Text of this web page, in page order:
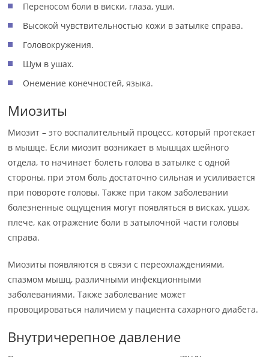
Переносом боли в виски, глаза, уши.
Высокой чувствительностью кожи в затылке справа.
Головокружения.
Шум в ушах.
Онемение конечностей, языка.
Миозиты
Миозит – это воспалительный процесс, который протекает
в мышце. Если миозит возникает в мышцах шейного
отдела, то начинает болеть голова в затылке с одной
стороны, при этом боль достаточно сильная и усиливается
при повороте головы. Также при таком заболевании
болезненные ощущения могут появляться в висках, ушах,
плече, как отражение боли в затылочной части головы
справа.
Миозиты появляются в связи с переохлаждениями,
спазмом мышц, различными инфекционными
заболеваниями. Также заболевание может
провоцироваться наличием у пациента сахарного диабета.
Внутричерепное давление